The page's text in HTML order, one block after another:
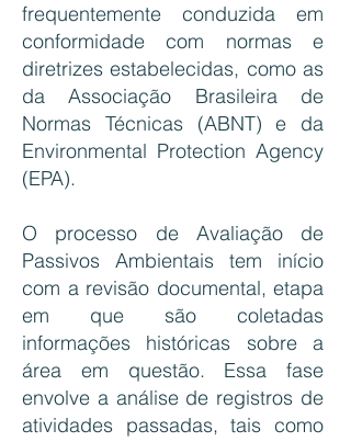
frequentemente conduzida em
conformidade com normas e
diretrizes estabelecidas, como as
da Associação Brasileira de
Normas Técnicas (ABNT) e da
Environmental Protection Agency
(EPA).
O processo de Avaliação de
Passivos Ambientais tem início
com a revisão documental, etapa
em que são coletadas
informações históricas sobre a
área em questão. Essa fase
envolve a análise de registros de
atividades passadas, tais como